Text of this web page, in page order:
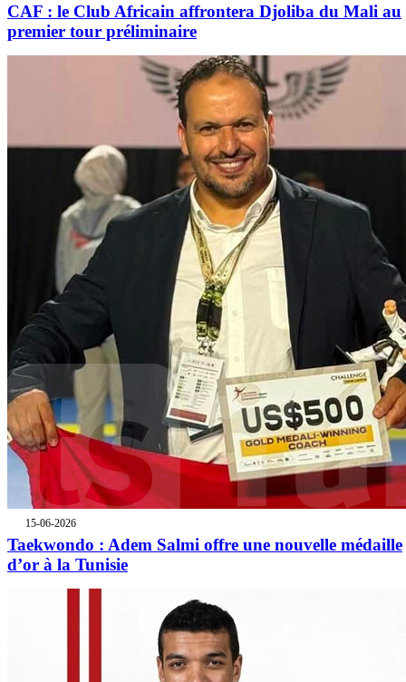
CAF : le Club Africain affrontera Djoliba du Mali au
premier tour préliminaire
15-06-2026
Taekwondo : Adem Salmi offre une nouvelle médaille
d’or à la Tunisie